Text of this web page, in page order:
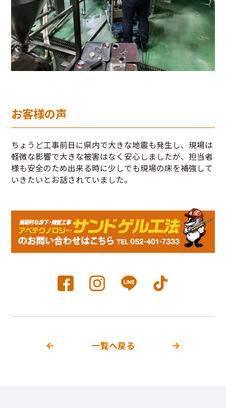
お客様の声
ちょうど工事前日に県内で大きな地震も発生し、現場は
軽微な影響で大きな被害はなく安心しましたが、担当者
様も安全のため出来る時に少しでも現場の床を補強して
いきたいとお話されていました。
一覧へ戻る